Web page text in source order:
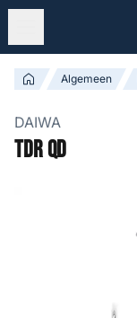
Algemeen
DAIWA
TDR QD